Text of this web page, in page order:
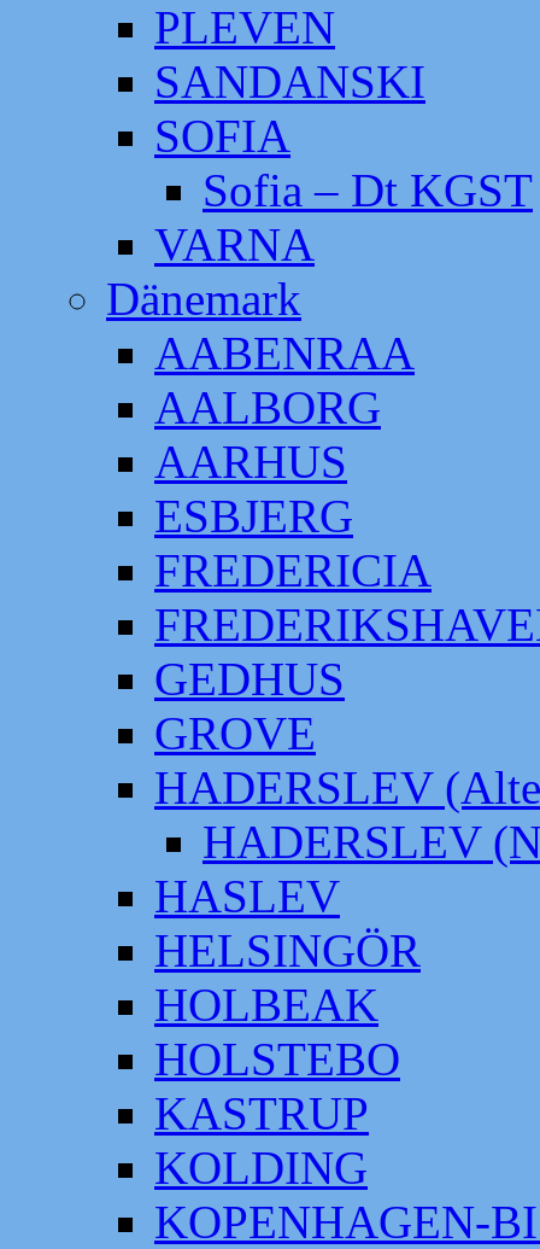
PLEVEN
SANDANSKI
SOFIA
Sofia – Dt KGST
VARNA
Dänemark
AABENRAA
AALBORG
AARHUS
ESBJERG
FREDERICIA
GEDHUS
GROVE
HADERSLEV
HADERSLEV
HASLEV
HELSINGÖR
HOLBEAK
HOLSTEBO
KASTRUP
KOLDING
KOPENHAGEN-